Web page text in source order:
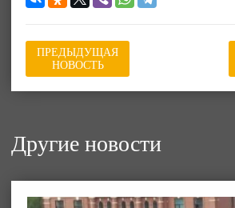
ПРЕДЫДУЩАЯ
НОВОСТЬ
Другие новости